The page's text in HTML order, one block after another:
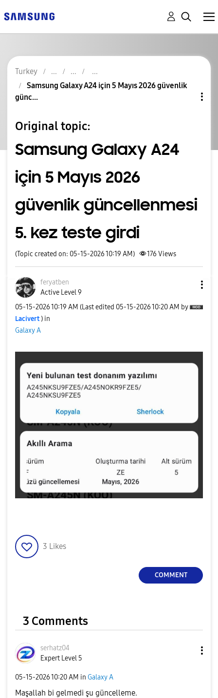
Turkey
Samsung Galaxy A24 için 5 Mayıs 2026 güvenlik
günc...
Original topic:
Samsung Galaxy A24
için 5 Mayıs 2026
güvenlik güncellenmesi
5. kez teste girdi
(Topic created on: 05-15-2026 10:19 AM) 176 Views
feryatben
Active Level 9
‎05-15-202610:19 AM (Last edited ‎05-15-202610:20 AM by
Lacivert ) in
Galaxy A
3 Likes
COMMENT
3 Comments
serhatz04
Expert Level 5
‎05-15-202610:20 AM in Galaxy A
Maşallah bi gelmedi şu güncelleme.